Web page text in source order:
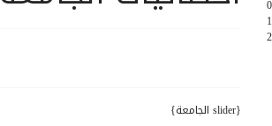
0
1
2
{slider الجامعة}